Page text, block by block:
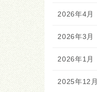
2026年4月
2026年3月
2026年1月
2025年12月